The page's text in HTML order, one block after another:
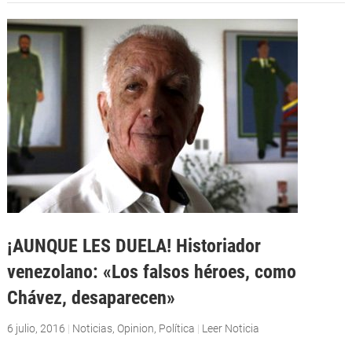
¡AUNQUE LES DUELA! Historiador
venezolano: «Los falsos héroes, como
Chávez, desaparecen»
6 julio, 2016 | Noticias, Opinion, Política | Leer Noticia